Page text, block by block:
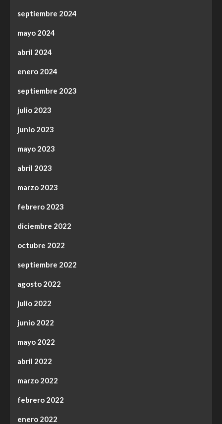
septiembre 2024
mayo 2024
abril 2024
enero 2024
septiembre 2023
julio 2023
junio 2023
mayo 2023
abril 2023
marzo 2023
febrero 2023
diciembre 2022
octubre 2022
septiembre 2022
agosto 2022
julio 2022
junio 2022
mayo 2022
abril 2022
marzo 2022
febrero 2022
enero 2022